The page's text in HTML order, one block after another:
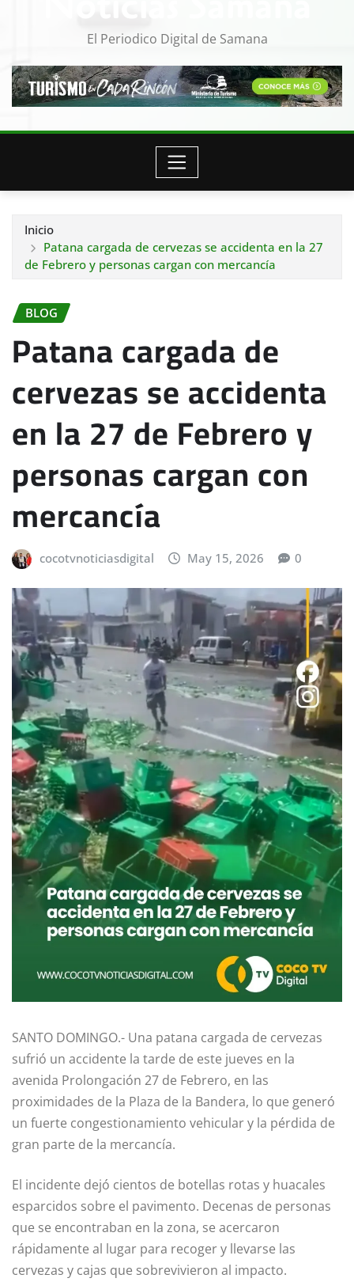
El Periodico Digital de Samana
Inicio
Patana cargada de cervezas se accidenta en la 27
de Febrero y personas cargan con mercancía
BLOG
Patana cargada de
cervezas se accidenta
en la 27 de Febrero y
personas cargan con
mercancía
cocotvnoticiasdigital May 15, 2026 0
SANTO DOMINGO.- Una patana cargada de cervezas
sufrió un accidente la tarde de este jueves en la
avenida Prolongación 27 de Febrero, en las
proximidades de la Plaza de la Bandera, lo que generó
un fuerte congestionamiento vehicular y la pérdida de
gran parte de la mercancía.
El incidente dejó cientos de botellas rotas y huacales
esparcidos sobre el pavimento. Decenas de personas
que se encontraban en la zona, se acercaron
rápidamente al lugar para recoger y llevarse las
cervezas y cajas que sobrevivieron al impacto.